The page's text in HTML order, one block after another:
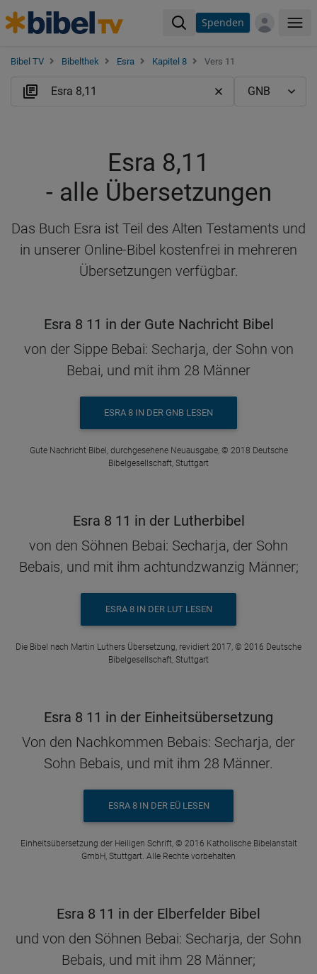
Spenden
Bibel TV Bibelthek Esra Kapitel 8 Vers 11
Esra 8,11
- alle Übersetzungen
Das Buch Esra ist Teil des Alten Testaments und
in unserer Online-Bibel kostenfrei in mehreren
Übersetzungen verfügbar.
Esra 8 11 in der Gute Nachricht Bibel
von der Sippe Bebai: Secharja, der Sohn von
Bebai, und mit ihm 28 Männer
ESRA 8 IN DER GNB LESEN
Gute Nachricht Bibel, durchgesehene Neuausgabe, © 2018 Deutsche
Bibelgesellschaft, Stuttgart
Esra 8 11 in der Lutherbibel
von den Söhnen Bebai: Secharja, der Sohn
Bebais, und mit ihm achtundzwanzig Männer;
ESRA 8 IN DER LUT LESEN
Die Bibel nach Martin Luthers Übersetzung, revidiert 2017, © 2016 Deutsche
Bibelgesellschaft, Stuttgart
Esra 8 11 in der Einheitsübersetzung
Von den Nachkommen Bebais: Secharja, der
Sohn Bebais, und mit ihm 28 Männer.
ESRA 8 IN DER EÜ LESEN
Einheitsübersetzung der Heiligen Schrift, © 2016 Katholische Bibelanstalt
GmbH, Stuttgart. Alle Rechte vorbehalten
Esra 8 11 in der Elberfelder Bibel
und von den Söhnen Bebai: Secharja, der Sohn
Bebais, und mit ihm 28 Männer;